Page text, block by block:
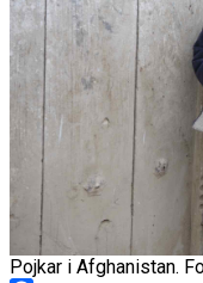
Pojkar i Afghanistan.